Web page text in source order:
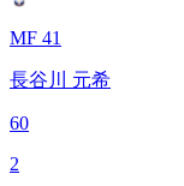
MF 41
長谷川 元希
60
2